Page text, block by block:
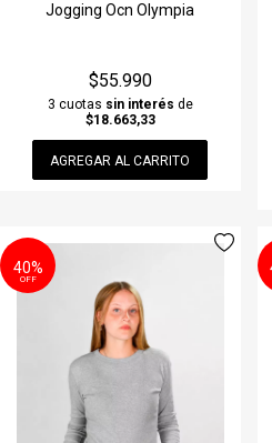
Jogging Ocn Olympia
$55.990
3 cuotas sin interés de
$18.663,33
AGREGAR AL CARRITO
40%
OFF